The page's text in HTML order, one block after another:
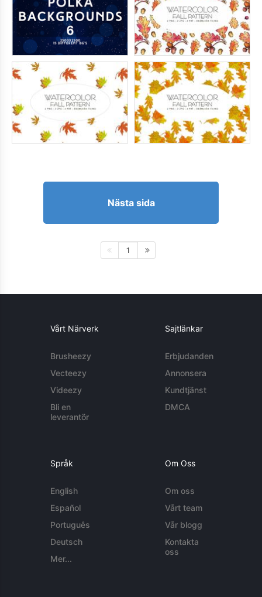
Nästa sida
1
Vårt Närverk
Brusheezy
Vecteezy
Videezy
Bli en
leverantör
Sajtlänkar
Erbjudanden
Annonsera
Kundtjänst
DMCA
Språk
English
Español
Português
Deutsch
Mer...
Om Oss
Om oss
Vårt team
Vår blogg
Kontakta
oss